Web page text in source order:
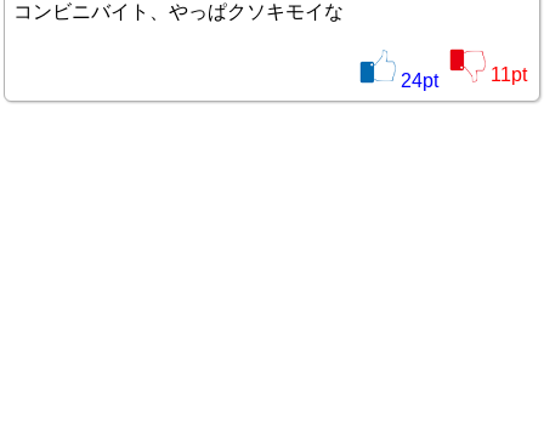
コンビニバイト、やっぱクソキモイな
24pt 11pt